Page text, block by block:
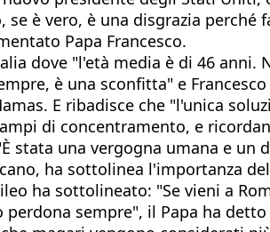
è vero, è una disgrazia
Papa Francesco.
dove "l'età media è di 46 anni.
è una sconfitta" e
E ribadisce che "l'unica
di concentramento, e
stata una vergogna umana e un
ha sottolinea l'importanza
ha sottolineato: "Se vieni a
sempre", il Papa ha